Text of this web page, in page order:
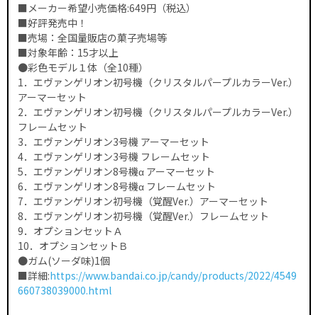
■メーカー希望小売価格:649円（税込）
■好評発売中！
■売場：全国量販店の菓子売場等
■対象年齢：15才以上
●彩色モデル１体（全10種）
1．エヴァンゲリオン初号機（クリスタルパープルカラーVer.）
アーマーセット
2．エヴァンゲリオン初号機（クリスタルパープルカラーVer.）
フレームセット
3．エヴァンゲリオン3号機 アーマーセット
4．エヴァンゲリオン3号機 フレームセット
5．エヴァンゲリオン8号機α アーマーセット
6．エヴァンゲリオン8号機α フレームセット
7．エヴァンゲリオン初号機（覚醒Ver.）アーマーセット
8．エヴァンゲリオン初号機（覚醒Ver.）フレームセット
9．オプションセットＡ
10．オプションセットＢ
●ガム(ソーダ味)1個
■詳細:https://www.bandai.co.jp/candy/products/2022/4549
660738039000.html